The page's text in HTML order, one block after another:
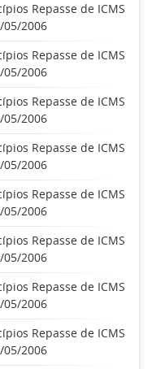
Repasse de ICMS
2006
Repasse de ICMS
2006
Repasse de ICMS
2006
Repasse de ICMS
2006
Repasse de ICMS
2006
Repasse de ICMS
2006
Repasse de ICMS
2006
Repasse de ICMS
2006